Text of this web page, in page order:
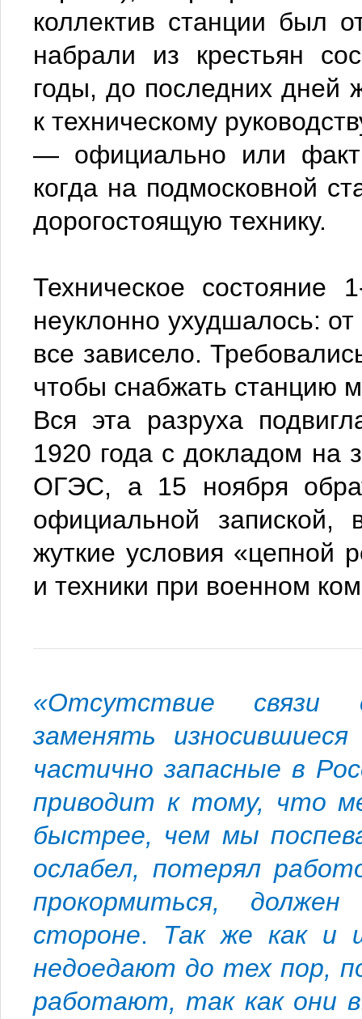
коллектив станции был
набрали из крестьян
годы, до последних дней
к техническому
— официально или
когда на подмосковной
дорогостоящую технику.
Техническое
неуклонно ухудшалось:
все зависело.
чтобы снабжать станцию
Вся эта разруха
1920 года с докладом на
ОГЭС, а 15 ноября
официальной запиской,
жуткие условия «цепной
и техники при военном
«Отсутствие связи
заменять
частично запасные в
приводит к тому, что
быстрее, чем мы
ослабел, потерял
прокормиться,
стороне. Так же как и
недоедают до тех пор,
работают, так как они